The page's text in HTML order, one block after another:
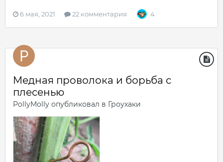
6 мая, 2021 22 комментария 4
Медная проволока и борьба с
плесенью
PollyMolly опубликовал в Гроухаки